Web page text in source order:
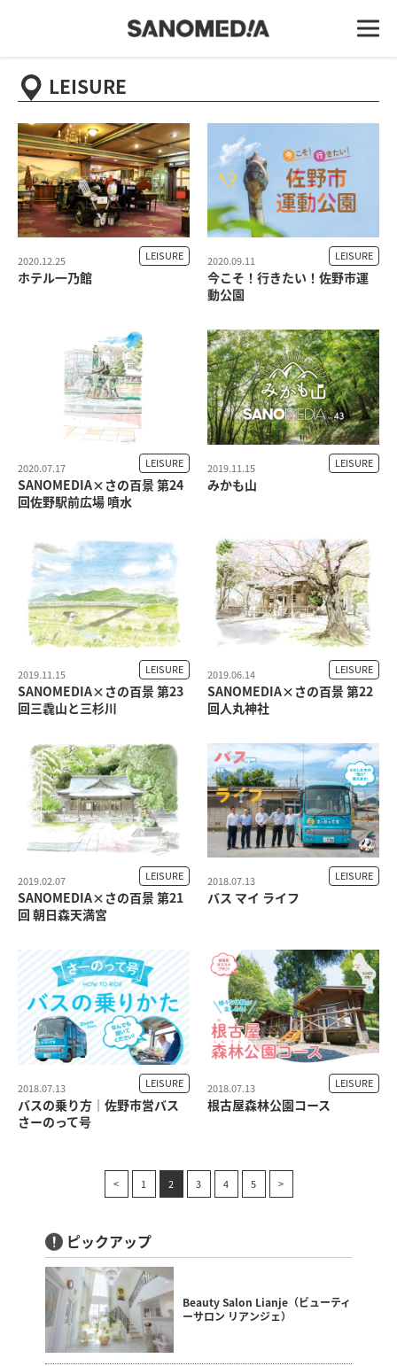
LEISURE
ホテル一乃館
2020.12.25 LEISURE
今こそ！行きたい！佐野市運
動公園
2020.09.11 LEISURE
SANOMEDIA×さの百景 第24
回佐野駅前広場 噴水
2020.07.17 LEISURE
みかも山
2019.11.15 LEISURE
SANOMEDIA×さの百景 第23
回三毳山と三杉川
2019.11.15 LEISURE
SANOMEDIA×さの百景 第22
回人丸神社
2019.06.14 LEISURE
SANOMEDIA×さの百景 第21
回 朝日森天満宮
2019.02.07 LEISURE
バス マイ ライフ
2018.07.13 LEISURE
バスの乗り方｜佐野市営バス
さーのって号
2018.07.13 LEISURE
根古屋森林公園コース
2018.07.13 LEISURE
< 1 2 3 4 5 >
ピックアップ
Beauty Salon Lianje（ビューティ
ーサロン リアンジェ）